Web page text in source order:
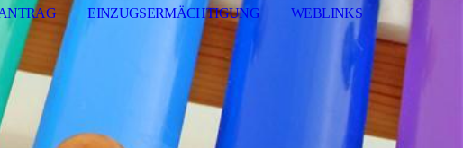
EINZUGSERMÄCHTIGUNG WEBLINKS